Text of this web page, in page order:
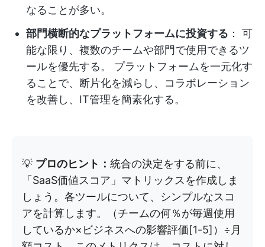
なることが多い。
部門横断的なプラットフォームに投資する ： 可
能な限り、複数のチームや部門で使用できるツ
ールを優先する。 プラットフォームを一元化す
ることで、断片化を減らし、コラボレーション
を改善し、IT管理を簡素化する。
💡 プロのヒント： 統合の決定をする前に、
「SaaS価値スコア」マトリックスを作成しま
しょう。各ツールについて、シンプルなスコ
アを計算します。（チームの何％が毎週使用
しているか×ビジネスへの影響評価[1-5]）÷月